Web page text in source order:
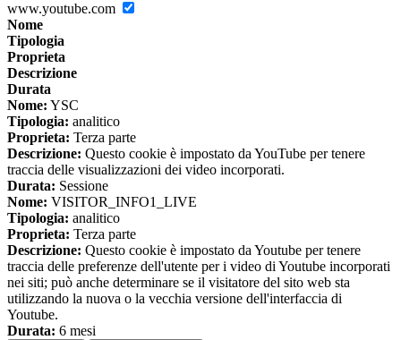
www.youtube.com
Nome
Tipologia
Proprieta
Descrizione
Durata
Nome: YSC
Tipologia: analitico
Proprieta: Terza parte
Descrizione: Questo cookie è impostato da YouTube per tenere
traccia delle visualizzazioni dei video incorporati.
Durata: Sessione
Nome: VISITOR_INFO1_LIVE
Tipologia: analitico
Proprieta: Terza parte
Descrizione: Questo cookie è impostato da Youtube per tenere
traccia delle preferenze dell'utente per i video di Youtube incorporati
nei siti; può anche determinare se il visitatore del sito web sta
utilizzando la nuova o la vecchia versione dell'interfaccia di
Youtube.
Durata: 6 mesi